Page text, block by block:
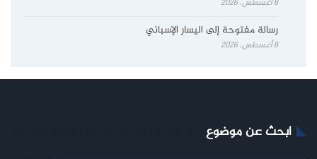
8 أغسطس، 2026
رسالة مفتوحة إلى اليسار الإسباني
8 أغسطس، 2026
ابحث عن موضوع